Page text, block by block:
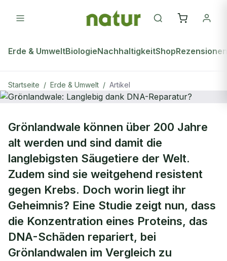
Erde & UmweltBiologieNachhaltigkeitShopRezensionen
Startseite / Erde & Umwelt / Artikel
Grönlandwale: Langlebig dank DNA-
Reparatur?
Grönlandwale können über 200 Jahre
alt werden und sind damit die
langlebigsten Säugetiere der Welt.
Zudem sind sie weitgehend resistent
gegen Krebs. Doch worin liegt ihr
Geheimnis? Eine Studie zeigt nun, dass
die Konzentration eines Proteins, das
DNA-Schäden repariert, bei
Grönlandwalen im Vergleich zu